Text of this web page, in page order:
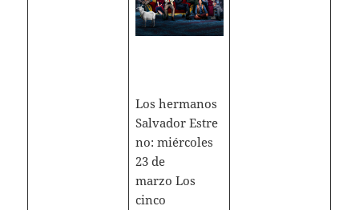
Los hermanos
Salvador Estre
no: miércoles
23 de
marzo Los
cinco